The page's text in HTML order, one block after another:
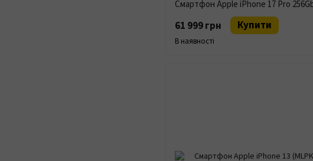
61 999 грн Купити
В наявності